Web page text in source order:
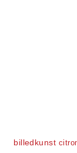
billedkunst